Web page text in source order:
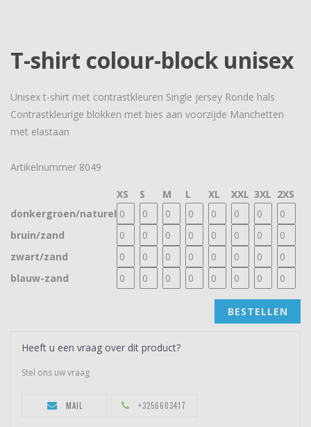
T-shirt colour-block unisex
Unisex t-shirt met contrastkleuren Single jersey Ronde hals
Contrastkleurige blokken met bies aan voorzijde Manchetten
met elastaan
Artikelnummer 8049
XS S M L XL XXL 3XL 2XS
donkergroen/naturel
bruin/zand
zwart/zand
blauw-zand
BESTELLEN
Heeft u een vraag over dit product?
Stel ons uw vraag
MAIL +3256603417